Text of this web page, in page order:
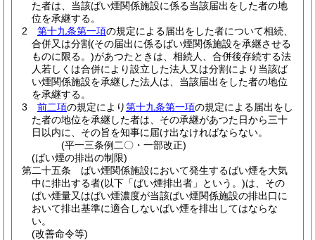
た者は、当該ばい煙関係施設に係る当該届出をした者の地
位を承継する。
2
第十九条第一項の規定による届出をした者について相続、
合併又は分割(その届出に係るばい煙関係施設を承継させる
ものに限る。)があつたときは、相続人、合併後存続する法
人若しくは合併により設立した法人又は分割により当該ば
い煙関係施設を承継した法人は、当該届出をした者の地位
を承継する。
3
前二項の規定により第十九条第一項の規定による届出をし
た者の地位を承継した者は、その承継があつた日から三十
日以内に、その旨を知事に届け出なければならない。
(平一三条例二〇・一部改正)
(ばい煙の排出の制限)
第二十五条
ばい煙関係施設において発生するばい煙を大気
中に排出する者(以下「ばい煙排出者」という。)は、その
ばい煙量又はばい煙濃度が当該ばい煙関係施設の排出口に
おいて排出基準に適合しないばい煙を排出してはならな
い。
(改善命令等)